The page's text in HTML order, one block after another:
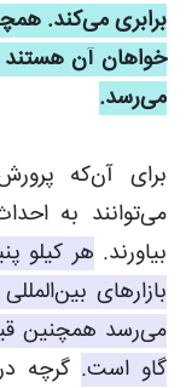
برابری می‌کند.
خواهان آن هستند
می‌رسد.
برای آن‌که
می‌توانند به
بیاورند. هر کیلو
می‌رسد همچنین
گاو است. گرچه